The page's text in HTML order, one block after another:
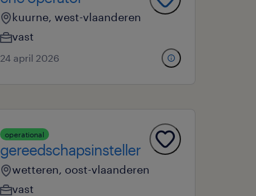
kuurne, west-vlaanderen
vast
24 april 2026
operational
gereedschapsinsteller
wetteren, oost-vlaanderen
vast